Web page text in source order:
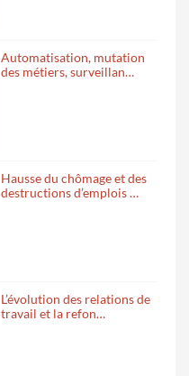
Automatisation, mutation
des métiers, surveillan…
Hausse du chômage et des
destructions d’emplois …
L’évolution des relations de
travail et la refon…